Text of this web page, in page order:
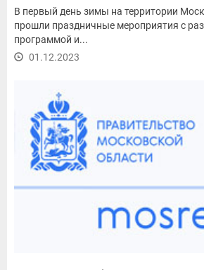
В первый день зимы на территории
прошли праздничные мероприятия с
программой и...
01.12.2023